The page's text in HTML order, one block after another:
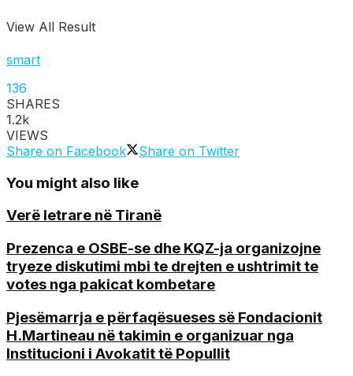
View All Result
smart
136
SHARES
1.2k
VIEWS
Share on Facebook
Share on Twitter
You might also like
Verë letrare në Tiranë
Prezenca e OSBE-se dhe KQZ-ja organizojne
tryeze diskutimi mbi te drejten e ushtrimit te
votes nga pakicat kombetare
Pjesëmarrja e përfaqësueses së Fondacionit
H.Martineau në takimin e organizuar nga
Institucioni i Avokatit të Popullit